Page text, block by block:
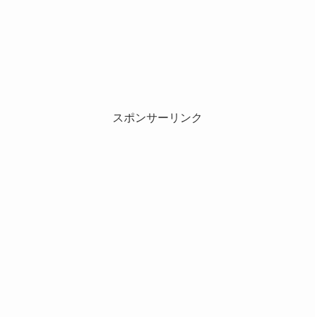
スポンサーリンク